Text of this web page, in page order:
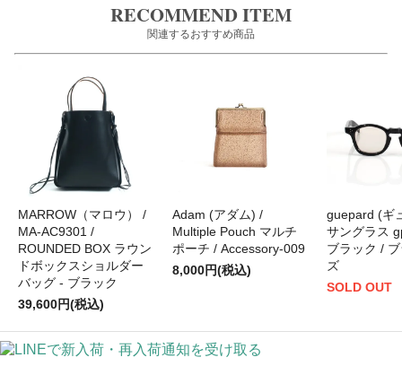
RECOMMEND ITEM
関連するおすすめ商品
MARROW（マロウ） /
MA-AC9301 /
ROUNDED BOX ラウン
ドボックスショルダー
バッグ - ブラック
39,600円(税込)
Adam (アダム) /
Multiple Pouch マルチ
ポーチ / Accessory-009
8,000円(税込)
guepard (ギ
サングラス
ブラック /
ズ
SOLD OUT